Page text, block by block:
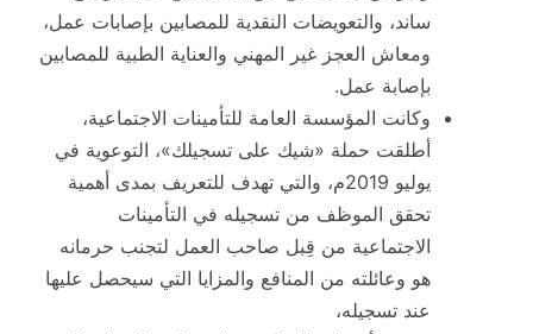
ساند، والتعويضات النقدية للمصابين بإصابات عمل،
ومعاش العجز غير المهني والعناية الطبية للمصابين
بإصابة عمل.
وكانت المؤسسة العامة للتأمينات الاجتماعية،
أطلقت حملة «شيك على تسجيلك»، التوعوية في
يوليو 2019م، والتي تهدف للتعريف بمدى أهمية
تحقق الموظف من تسجيله في التأمينات
الاجتماعية من قِبل صاحب العمل لتجنب حرمانه
هو وعائلته من المنافع والمزايا التي سيحصل عليها
عند تسجيله،